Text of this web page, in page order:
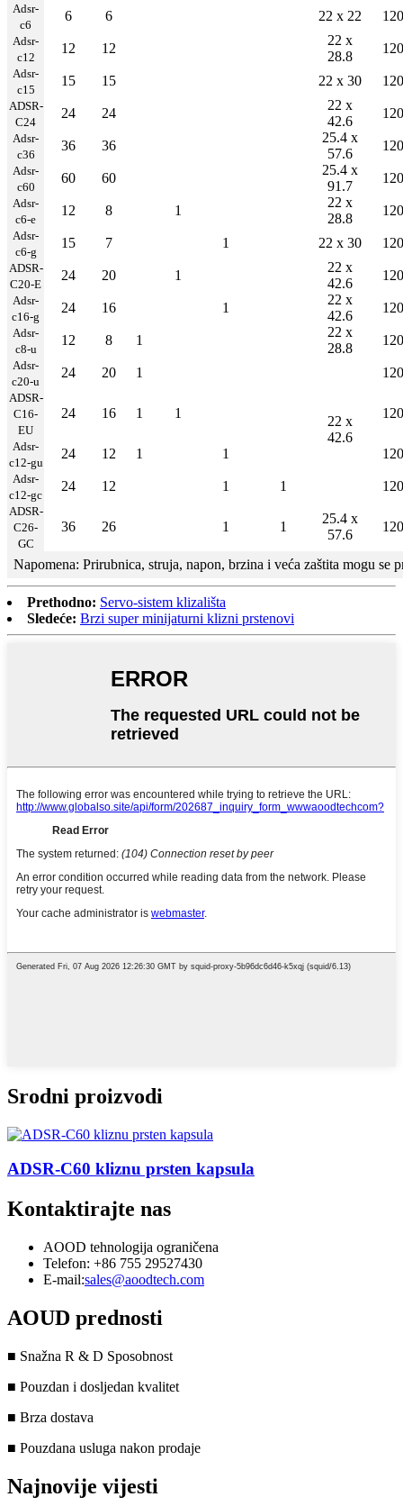
Adsr-
c6
6 6 22 x 22 120
Adsr-
c12
12 12
22 x
28.8
120
Adsr-
c15
15 15 22 x 30 120
ADSR-
C24
24 24
22 x
42.6
120
Adsr-
c36
36 36
25.4 x
57.6
120
Adsr-
c60
60 60
25.4 x
91.7
120
Adsr-
c6-e
12 8 1
22 x
28.8
120
Adsr-
c6-g
15 7 1 22 x 30 120
ADSR-
C20-E
24 20 1
22 x
42.6
120
Adsr-
c16-g
24 16 1
22 x
42.6
120
Adsr-
c8-u
12 8 1
22 x
28.8
120
Adsr-
c20-u
24 20 1
22 x
42.6
120
ADSR-
C16-
EU
24 16 1 1 120
Adsr-
c12-gu
24 12 1 1 120
Adsr-
c12-gc
24 12 1 1 120
ADSR-
C26-
GC
36 26 1 1
25.4 x
57.6
120
Napomena: Prirubnica, struja, napon, brzina i veća zaštita mogu se
Prethodno: Servo-sistem klizališta
Sledeće: Brzi super minijaturni klizni prstenovi
Srodni proizvodi
ADSR-C60 kliznu prsten kapsula
Kontaktirajte nas
AOOD tehnologija ograničena
Telefon: +86 755 29527430
E-mail:sales@aoodtech.com
AOUD prednosti
■ Snažna R & D Sposobnost
■ Pouzdan i dosljedan kvalitet
■ Brza dostava
■ Pouzdana usluga nakon prodaje
Najnovije vijesti